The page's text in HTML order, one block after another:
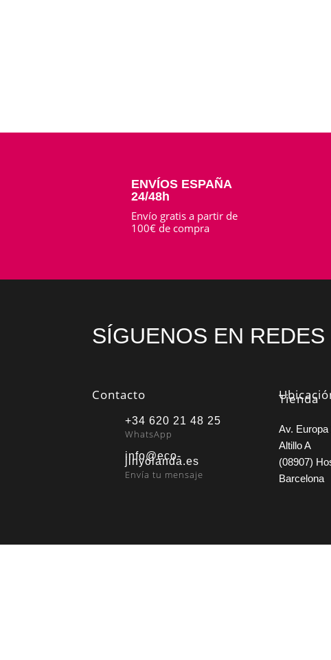
ENVÍOS ESPAÑA
24/48h
Envío gratis a partir de
100€ de compra
SÍGUENOS EN
Contacto
+34 620 21 48 25
WhatsApp
info@eco-
jinyolanda.es
Envía tu mensaje
Tienda
Av. Europa
Altillo A
(08907)
Barcelona